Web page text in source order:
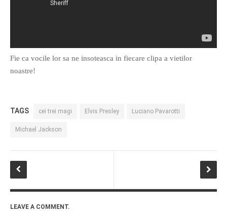
Ce fac?
Contact
Descarca povestirea Floare
Albastra!
Download 101 Movie
Fie ca vocile lor sa ne insoteasca in fiecare clipa a vietilor
noastre!
TAGS cei trei magi Elvis Presley Luciano Pavarotti
Michael Jackson
LEAVE A COMMENT.